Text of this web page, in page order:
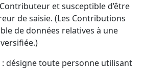
et susceptible d’être
de saisie. (Les Contributions
de données relatives à une
désigne toute personne utilisant